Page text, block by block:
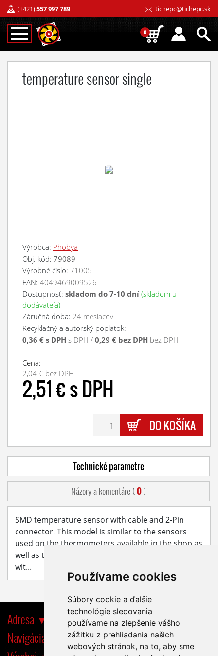
Používame cookies
Súbory cookie a ďalšie
technológie sledovania
používame na zlepšenie vášho
zážitku z prehliadania našich
webových stránok, na to, aby sme
(+421)557 997 789 tichepc@tichepc.sk
0
temperature sensor single
Výrobca: Phobya
Obj. kód: 79089
Výrobné číslo: 71005
EAN: 4049469009526
Dostupnosť: skladom do 7-10 dní (skladom u
dodávateľa)
Záručná doba: 24 mesiacov
Recyklačný a autorský poplatok:
0,36 € s DPH s DPH / 0,29 € bez DPH bez DPH
Cena:
2,04 € bez DPH
2,51 € s DPH
DO KOŠÍKA
Technické parametre
Názory a komentáre (0)
SMD temperature sensor with cable and 2-Pin
connector. This model is similar to the sensors
used on the thermometers available in the shop as
well as the Digital Doctor. Universal compatibility
wit...
Adresa
Navigácia